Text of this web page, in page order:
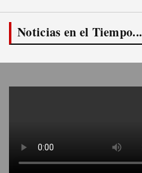
Noticias en el Tiempo...